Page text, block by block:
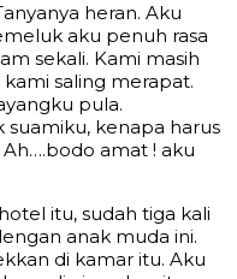
heran. Aku
aku penuh rasa
sekali. Kami masih
saling merapat.
pula.
suamiku, kenapa harus
amat ! aku
itu, sudah tiga kali
anak muda ini.
di kamar itu. Aku